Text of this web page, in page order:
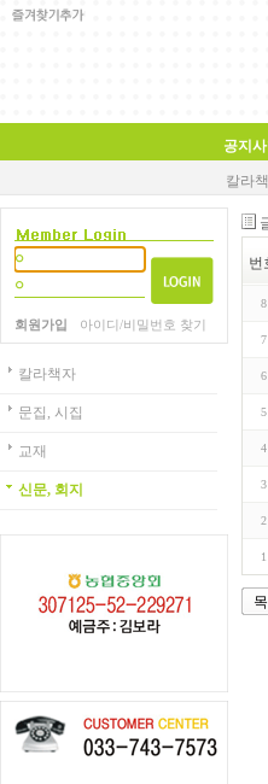
공지
칼라
회원가입 아이디/비밀번호 찾기
칼라책자
문집, 시집
교재
신문, 회지
번
8
7
6
5
4
3
2
1